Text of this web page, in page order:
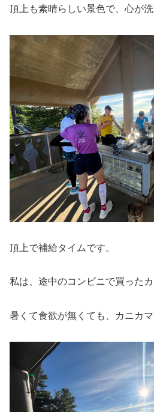
頂上も素晴らしい景色で、心が洗
頂上で補給タイムです。
私は、途中のコンビニで買った
暑くて食欲が無くても、カニカ